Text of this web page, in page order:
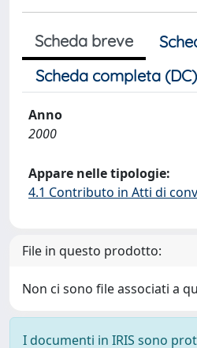
Scheda breve
Scheda completa (DC)
Anno
2000
Appare nelle tipologie:
4.1 Contributo in Atti di
File in questo prodotto:
Non ci sono file associati a
I documenti in IRIS sono